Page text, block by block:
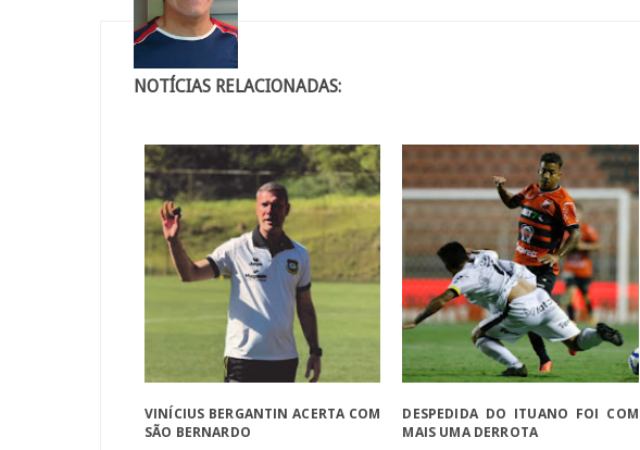
NOTÍCIAS RELACIONADAS:
VINÍCIUS BERGANTIN ACERTA COM
SÃO BERNARDO
DESPEDIDA DO ITUANO FOI COM
MAIS UMA DERROTA